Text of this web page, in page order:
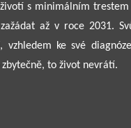
s minimálním
až v roce 2031.
ke své
to život nevrátí.